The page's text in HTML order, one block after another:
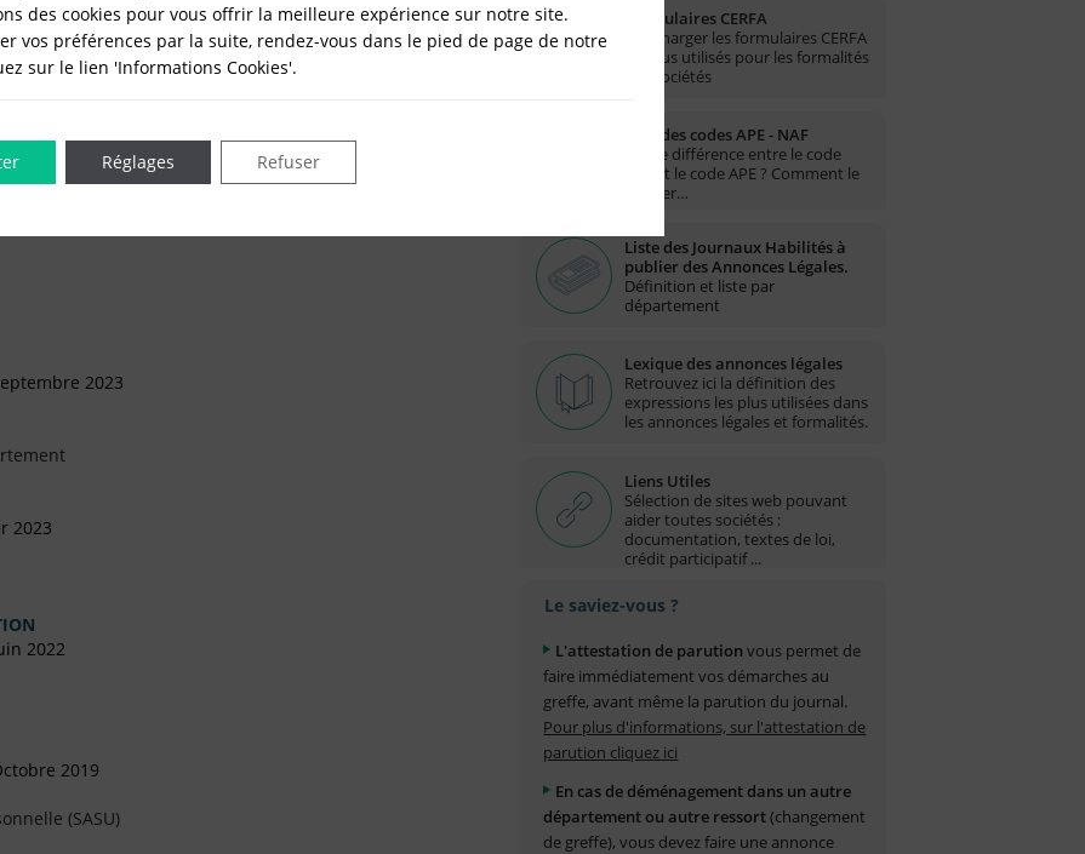
2016
EN LIGNE DANS LE DÉPARTEMENT DU 92 -
2023
2023
2022
2019
(SASU)
Formulaires CERFA
Télécharger les formulaires CERFA
les plus utilisés pour les formalités
des sociétés
Liste des codes APE - NAF
Quelle différence entre le code
NAF et le code APE ? Comment le
trouver…
Liste des Journaux Habilités à
publier des Annonces Légales.
Définition et liste par
département
Lexique des annonces légales
Retrouvez ici la définition des
expressions les plus utilisées dans
les annonces légales et formalités.
Liens Utiles
Sélection de sites web pouvant
aider toutes sociétés :
documentation, textes de loi,
crédit participatif ...
Le saviez-vous ?
L'attestation de parution vous permet de
faire immédiatement vos démarches au
greffe, avant même la parution du journal.
Pour plus d'informations, sur l'attestation de
parution cliquez ici
En cas de déménagement dans un autre
département ou autre ressort(changement
de greffe), vous devez faire une annonce
des cookies pour vous offrir la meilleure expérience sur notre site.
vos préférences par la suite, rendez-vous dans le pied de page de notre
sur le lien 'Informations Cookies'.
Refuser
Réglages